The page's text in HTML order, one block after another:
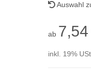
Auswahl
ab
inkl. 19%